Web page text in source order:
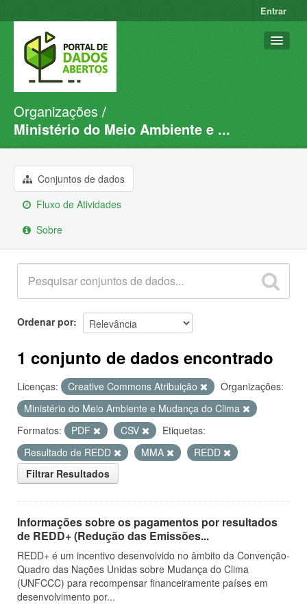
Entrar
Conjuntos de dados
Organizações
Sobre
Organizações
Ministério do Meio Ambiente e ...
Conjuntos de dados
Fluxo de Atividades
Sobre
Ordenar por
1 conjunto de dados encontrado
Licenças: Creative Commons Atribuição
Organizações:
Ministério do Meio Ambiente e Mudança do Clima
Formatos:
PDF CSV
Etiquetas:
Resultado de REDD
MMA
REDD
Filtrar Resultados
Informações sobre os pagamentos por resultados
de REDD+ (Redução das Emissões...
REDD+ é um incentivo desenvolvido no âmbito da Convenção-
Quadro das Nações Unidas sobre Mudança do Clima
(UNFCCC) para recompensar financeiramente países em
desenvolvimento por...